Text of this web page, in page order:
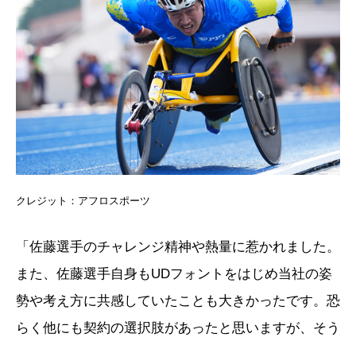
クレジット：アフロスポーツ
「佐藤選手のチャレンジ精神や熱量に惹かれました。
また、佐藤選手自身もUDフォントをはじめ当社の姿
勢や考え方に共感していたことも大きかったです。恐
らく他にも契約の選択肢があったと思いますが、そう